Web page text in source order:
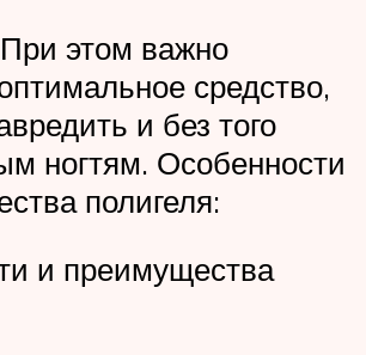
этом важно
средство,
и без того
ногтям. Особенности
полигеля:
и преимущества